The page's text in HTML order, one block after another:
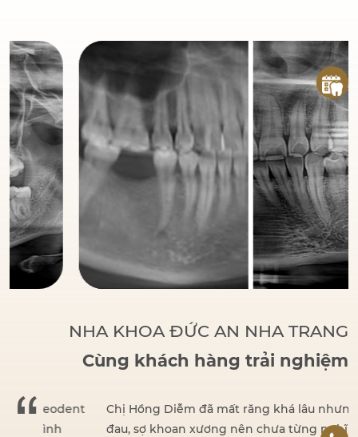
Đức tập trung vào các
phương pháp điều trị
dựa trên khoa học và
thực tiễn, đảm bảo
khách hàng có một hàm
răng vững chắc, thẩm
mỹ và sử dụng lâu dài.
NHA KHOA ĐỨC AN NHA TRANG
Cùng khách hàng trải nghiệm
Chị Hồng Diễm đã mất răng khá lâu nhưng vì sợ
đau, sợ khoan xương nên chưa từng nghĩ đến việc